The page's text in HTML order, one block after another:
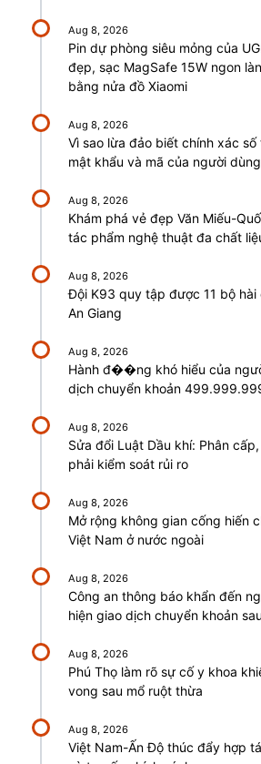
Aug 8, 2026
Pin dự phòng siêu mỏng của
đẹp, sạc MagSafe 15W ngon
bằng nửa đồ Xiaomi
Aug 8, 2026
Vì sao lừa đảo biết chính xác
mật khẩu và mã của người
Aug 8, 2026
Khám phá vẻ đẹp Văn Miếu-
tác phẩm nghệ thuật đa chất
Aug 8, 2026
Đội K93 quy tập được 11 bộ
An Giang
Aug 8, 2026
Hành đ��ng khó hiểu của
dịch chuyển khoản
Aug 8, 2026
Sửa đổi Luật Dầu khí: Phân
phải kiểm soát rủi ro
Aug 8, 2026
Mở rộng không gian cống hiến
Việt Nam ở nước ngoài
Aug 8, 2026
Công an thông báo khẩn đến
hiện giao dịch chuyển khoản sau
Aug 8, 2026
Phú Thọ làm rõ sự cố y khoa
vong sau mổ ruột thừa
Aug 8, 2026
Việt Nam-Ấn Độ thúc đẩy hợp